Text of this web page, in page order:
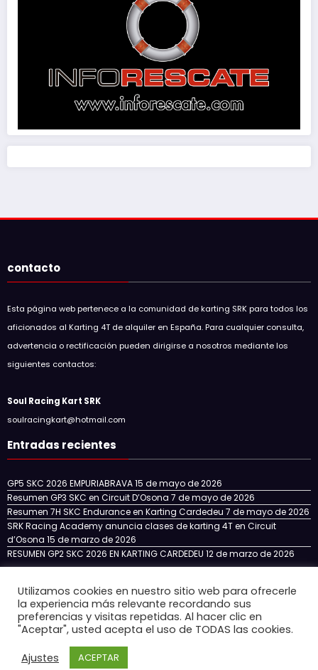
contacto
Esta página web pertenece a la comunidad de karting SRK para todos los
aficionados al Karting 4T de alquiler en España. Para cualquier consulta,
advertencia o rectificación pueden dirigirse a nosotros mediante los
siguientes contactos:
Soul Racing Kart SRK
soulracingkart@hotmail.com
Entradas recientes
GP5 SKC 2026 EMPURIABRAVA15 de mayo de 2026
Resumen GP3 SKC en Circuit D’Osona 7 de mayo de 2026
Resumen 7H SKC Endurance en Karting Cardedeu 7 de mayo de 2026
SRK Racing Academy anuncia clases de karting 4T en Circuit
d’Osona 15 de marzo de 2026
RESUMEN GP2 SKC 2026 EN KARTING CARDEDEU 12 de marzo de 2026
Inicio NOTICIAS NUESTRO EQUIPO
SKC CATALUÑA
SKC ENDURANCE
SRK RACING ACADEMY
CIRCUITOS 4T EN ESPAÑA
Newscrunch - Revista y blog
Utilizamos cookies en nuestro sitio web para ofrecerle
la experiencia más relevante recordando sus
preferencias y visitas repetidas. Al hacer clic en
"Aceptar", usted acepta el uso de TODAS las cookies.
Ajustes
ACEPTAR